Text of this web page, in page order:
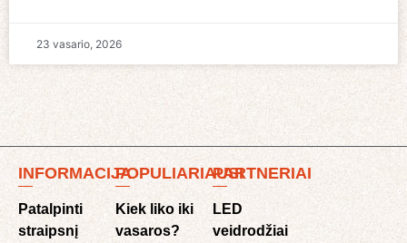
23 vasario, 2026
INFORMACIJA
Patalpinti
straipsnį
POPULIARIAUSI
Kiek liko iki
vasaros?
PARTNERIAI
LED
veidrodžiai